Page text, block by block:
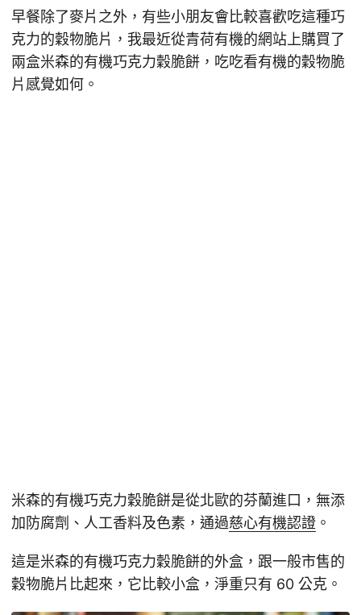
早餐除了麥片之外，有些小朋友會比較喜歡吃這種巧
克力的穀物脆片，我最近從青荷有機的網站上購買了
兩盒米森的有機巧克力穀脆餅，吃吃看有機的穀物脆
片感覺如何。
米森的有機巧克力穀脆餅是從北歐的芬蘭進口，無添
加防腐劑、人工香料及色素，通過慈心有機認證 。
這是米森的有機巧克力穀脆餅的外盒，跟一般市售的
穀物脆片比起來，它比較小盒，淨重只有 60 公克。